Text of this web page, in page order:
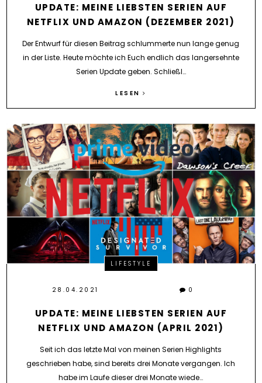
UPDATE: MEINE LIEBSTEN SERIEN AUF
NETFLIX UND AMAZON (DEZEMBER 2021)
Der Entwurf für diesen Beitrag schlummerte nun lange genug
in der Liste. Heute möchte ich Euch endlich das langersehnte
Serien Update geben. Schließl…
LESEN
LIFESTYLE
28.04.2021 0
UPDATE: MEINE LIEBSTEN SERIEN AUF
NETFLIX UND AMAZON (APRIL 2021)
Seit ich das letzte Mal von meinen Serien Highlights
geschrieben habe, sind bereits drei Monate vergangen. Ich
habe im Laufe dieser drei Monate wiede…